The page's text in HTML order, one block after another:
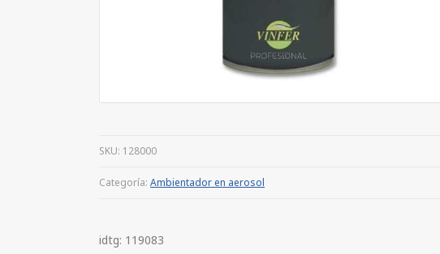
SKU: 128000
Categoría: Ambientador en aerosol
idtg: 119083